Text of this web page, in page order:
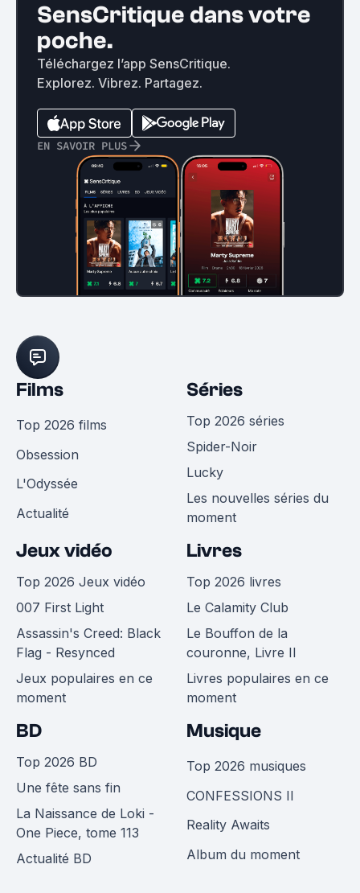
SensCritique dans votre
poche.
Téléchargez l’app SensCritique.
Explorez. Vibrez. Partagez.
EN SAVOIR PLUS
Films
Top 2026 films
Obsession
L'Odyssée
Actualité
Séries
Top 2026 séries
Spider-Noir
Lucky
Les nouvelles séries du
moment
Jeux vidéo
Top 2026 Jeux vidéo
007 First Light
Assassin's Creed: Black
Flag - Resynced
Jeux populaires en ce
moment
Livres
Top 2026 livres
Le Calamity Club
Le Bouffon de la
couronne, Livre II
Livres populaires en ce
moment
BD
Top 2026 BD
Une fête sans fin
La Naissance de Loki -
One Piece, tome 113
Actualité BD
Musique
Top 2026 musiques
CONFESSIONS II
Reality Awaits
Album du moment